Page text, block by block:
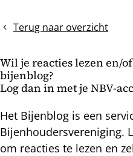
vragen
koninginnenteeltenquête
Terug naar overzicht
Wil je reacties lezen en/
bijenblog?
Log dan in met je NBV-
Het Bijenblog is een
Bijenhoudersvereniging.
om reacties te lezen en